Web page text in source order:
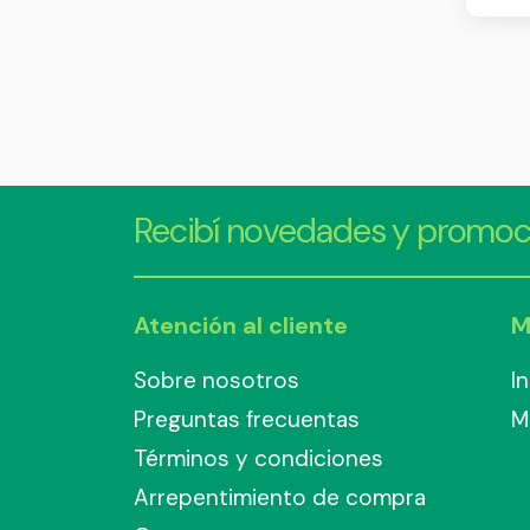
Recibí novedades y
Atención al cliente
Sobre nosotros
Preguntas frecuentas
Términos y condiciones
Arrepentimiento de compra